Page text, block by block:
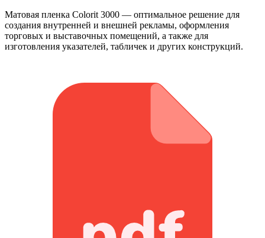
Матовая пленка Colorit 3000 — оптимальное решение для
создания внутренней и внешней рекламы, оформления
торговых и выставочных помещений, а также для
изготовления указателей, табличек и других конструкций.